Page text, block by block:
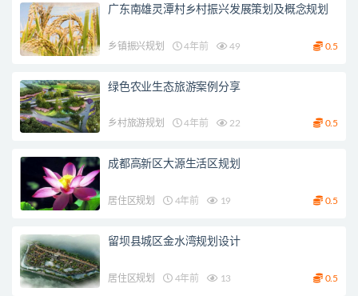
广东南雄灵潭村乡村振兴发展策划及概念规划
乡镇振兴规划 4年前 49 0.5
绿色农业生态旅游案例分享
乡村旅游规划 4年前 22 0.5
成都高新区大源生活区规划
居住区规划 4年前 19 0.5
留坝县城区金水湾规划设计
居住区规划 4年前 13 0.5